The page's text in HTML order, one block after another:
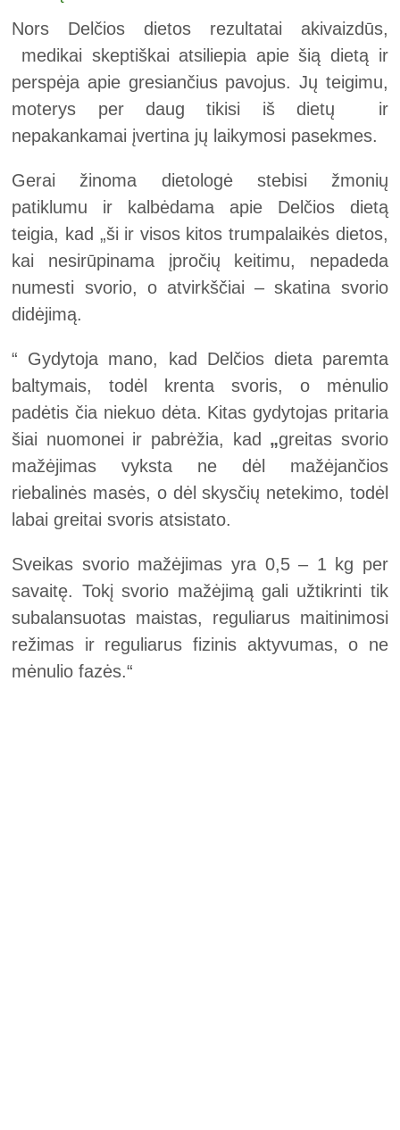
Nors Delčios dietos rezultatai akivaizdūs,
medikai skeptiškai atsiliepia apie šią dietą ir
perspėja apie gresiančius pavojus. Jų teigimu,
moterys per daug tikisi iš dietų ir
nepakankamai įvertina jų laikymosi pasekmes.
Gerai žinoma dietologė stebisi žmonių
patiklumu ir kalbėdama apie Delčios dietą
teigia, kad „ši ir visos kitos trumpalaikės dietos,
kai nesirūpinama įpročių keitimu, nepadeda
numesti svorio, o atvirkščiai – skatina svorio
didėjimą.
“ Gydytoja mano, kad Delčios dieta paremta
baltymais, todėl krenta svoris, o mėnulio
padėtis čia niekuo dėta. Kitas gydytojas pritaria
šiai nuomonei ir pabrėžia, kad „greitas svorio
mažėjimas vyksta ne dėl mažėjančios
riebalinės masės, o dėl skysčių netekimo, todėl
labai greitai svoris atsistato.
Sveikas svorio mažėjimas yra 0,5 – 1 kg per
savaitę. Tokį svorio mažėjimą gali užtikrinti tik
subalansuotas maistas, reguliarus maitinimosi
režimas ir reguliarus fizinis aktyvumas, o ne
mėnulio fazės.“